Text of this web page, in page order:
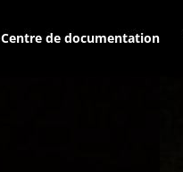
Centre de documentation